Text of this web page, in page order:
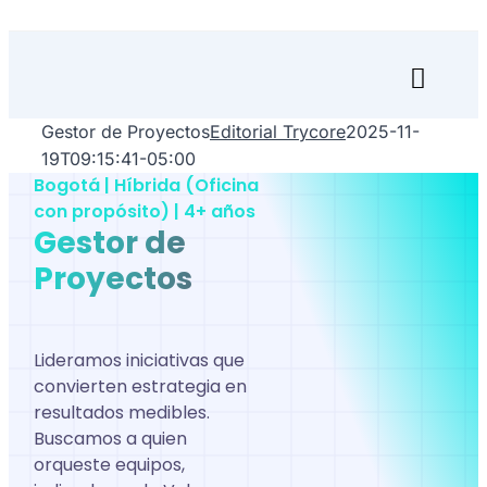
Inicio
Transfórmate
Renuévate
Empresa
Search
for:
Gestor de ProyectosEditorial Trycore2025-11-
19T09:15:41-05:00
Bogotá | Híbrida (Oficina
con propósito) | 4+ años
Gestor de
Proyectos
Lideramos iniciativas que
convierten estrategia en
resultados medibles.
Buscamos a quien
orqueste equipos,